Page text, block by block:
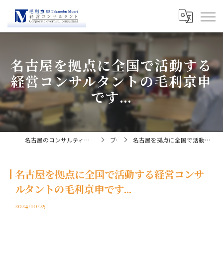
名古屋を拠点に全国で活動する
経営コンサルタントの毛利京申
です...
名古屋のコンサルティングなら経営コンサルタント毛利京申 ブログ 名古屋を拠点に全国で活動する経営コンサルタントの毛利京申です...
名古屋を拠点に全国で活動する経営コンサ
ルタントの毛利京申です...
2024/10/25